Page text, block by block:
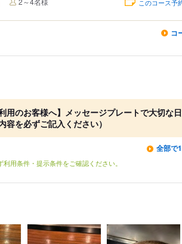
このコース予
コ
用のお客様へ】メッセージプレートで大切な
容を必ずご記入ください）
全部で
用条件・提示条件をご確認ください。